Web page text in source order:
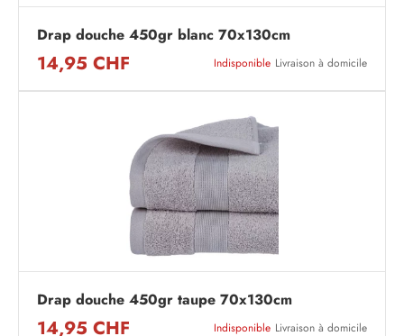
Drap douche 450gr blanc 70x130cm
14,95 CHF Indisponible Livraison à domicile
Drap douche 450gr taupe 70x130cm
14,95 CHF Indisponible Livraison à domicile